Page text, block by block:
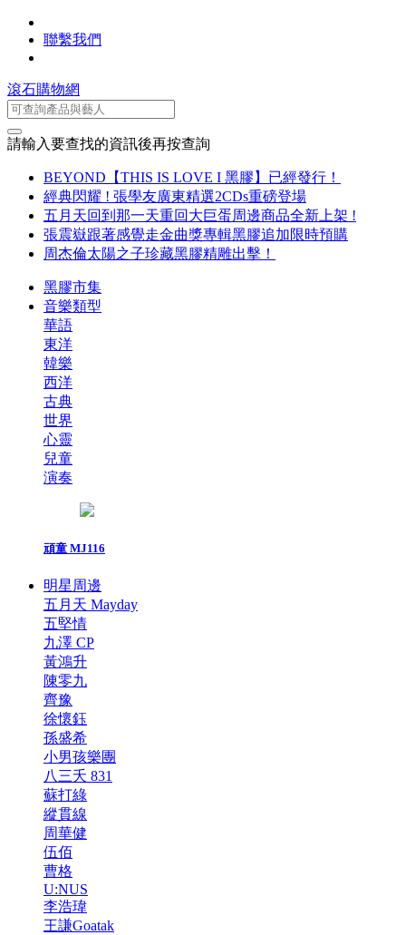
聯繫我們
滾石購物網
請輸入要查找的資訊後再按查詢
BEYOND【THIS IS LOVE I 黑膠】已經發行！
經典閃耀 ! 張學友廣東精選2CDs重磅登場
五月天回到那一天重回大巨蛋周邊商品全新上架 !
張震嶽跟著感覺走金曲獎專輯黑膠追加限時預購
周杰倫太陽之子珍藏黑膠精雕出擊！
黑膠市集
音樂類型
華語
東洋
韓樂
西洋
古典
世界
心靈
兒童
演奏
頑童 MJ116
明星周邊
五月天 Mayday
五堅情
九澤 CP
黃鴻升
陳零九
齊豫
徐懷鈺
孫盛希
小男孩樂團
八三夭 831
蘇打綠
縱貫線
周華健
伍佰
曹格
U:NUS
李浩瑋
王謙Goatak